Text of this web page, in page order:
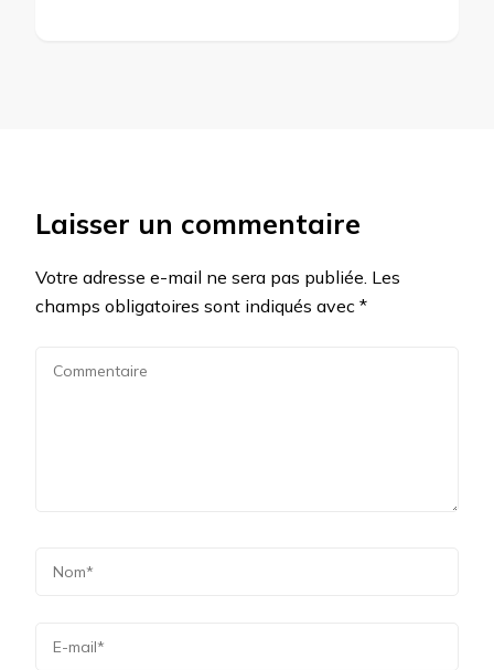
Laisser un commentaire
Votre adresse e-mail ne sera pas publiée. Les
champs obligatoires sont indiqués avec *